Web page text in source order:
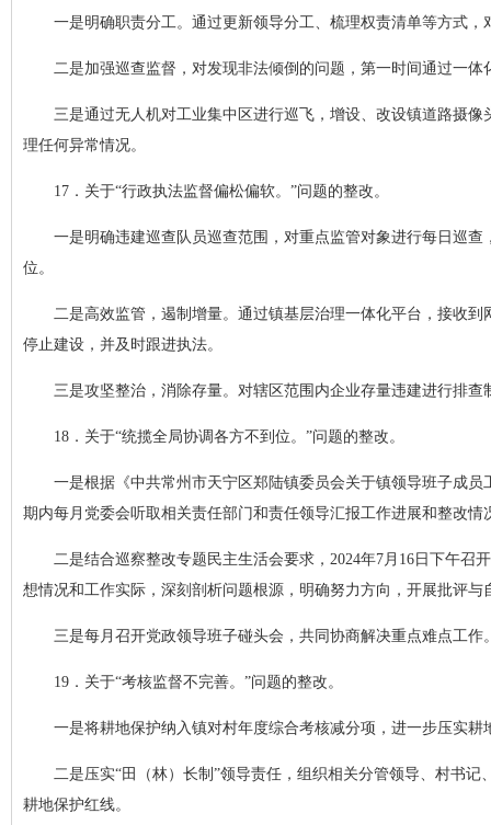
一是明确职责分工。通过更新领导分工、梳理权责清单等方式
二是加强巡查监督，对发现非法倾倒的问题，第一时间通过一
三是通过无人机对工业集中区进行巡飞，增设、改设镇道路摄
理任何异常情况。
17．关于“行政执法监督偏松偏软。”问题的整改。
一是明确违建巡查队员巡查范围，对重点监管对象进行每日巡
位。
二是高效监管，遏制增量。通过镇基层治理一体化平台，接收
停止建设，并及时跟进执法。
三是攻坚整治，消除存量。对辖区范围内企业存量违建进行排
18．关于“统揽全局协调各方不到位。”问题的整改。
一是根据《中共常州市天宁区郑陆镇委员会关于镇领导班子成
期内每月党委会听取相关责任部门和责任领导汇报工作进展和整改情
二是结合巡察整改专题民主生活会要求，2024年7月16日下午
想情况和工作实际，深刻剖析问题根源，明确努力方向，开展批评与
三是每月召开党政领导班子碰头会，共同协商解决重点难点工作
19．关于“考核监督不完善。”问题的整改。
一是将耕地保护纳入镇对村年度综合考核减分项，进一步压实
二是压实“田（林）长制”领导责任，组织相关分管领导、村书
耕地保护红线。